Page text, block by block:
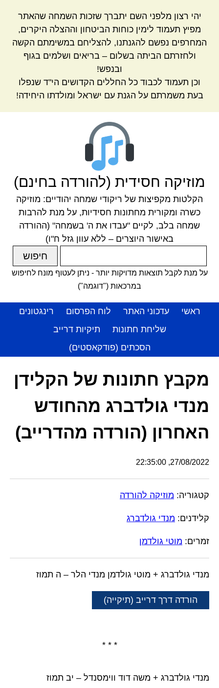
יהי רצון מלפני השם יתברך שזכות השמחה שהאתר
מפיץ תעמוד לימין כוחות הביטחון וההצלה היקרים,
המחרפים נפשם להגנתנו, להצליחם במשימתם הקשה
ולחזרתם הביתה בשלום – בריאים ושלמים בגוף
ובנפש!
וכן תעמוד לכבוד כל החללים הקדושים הי"ד שנפלו
בעת משמרתם על הגנת עם ישראל ומולדתו היחידה!
מוזיקה חסידית (להורדה בחינם)
הקלטות מקפיצות של ריקודי שמחה יהודיים: מוזיקה
כשרה ומקורית מחתונות חסידיות, על מנת להרבות
שמחה בלב, לקיים "עבדו את ה' בשמחה" (ההורדה
באישור היוצרים – ללא עוון גזל ח"ו)
על מנת לקבל תוצאות מדויקות יותר - ניתן לעטוף מונח לחיפוש
במרכאות ("דוגמה")
ראשי עדכוני האתר לוח הפרסום
רינגטונים
שליחת חתונות
תיקיות דרייב
הסכתים (פודקאסטים)
מקבץ חתונות של הקלידן
מנדי גולדברג מהחודש
האחרון (הורדה מהדרייב)
27/08/2022, 22:35:00
קטגוריה: מוזיקה להורדה
קלידנים: מנדי גולדברג
זמרים: מוטי גולדמן
מנדי גולדברג + מוטי גולדמן מנדי הלר – ה תמוז
הורדה דרך דרייב (תיקייה)
* * *
מנדי גולדברג + משה דוד ווימסנדל – יב תמוז